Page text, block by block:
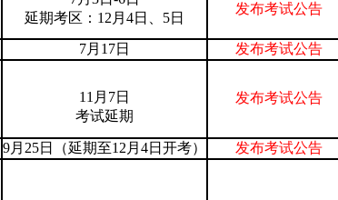
延期考区：12月4日、5日
发布考试公告
7月17日 发布考试公告
11月7日
考试延期
发布考试公告
9月25日（延期至12月4日开考） 发布考试公告